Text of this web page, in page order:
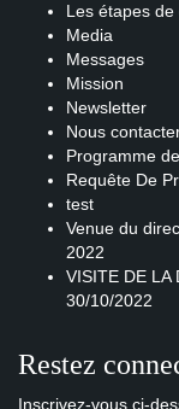
Les étapes
Media
Messages
Mission
Newsletter
Nous
Programme
Requête De
test
Venue du
2022
VISITE DE LA
30/10/2022
Restez
Inscrivez-vous ci-